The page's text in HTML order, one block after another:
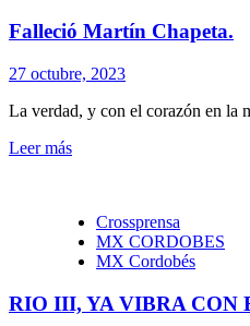
Falleció Martín Chapeta.
27 octubre, 2023
La verdad, y con el corazón en la
Leer más
Crossprensa
MX CORDOBES
MX Cordobés
RIO III, YA VIBRA CON